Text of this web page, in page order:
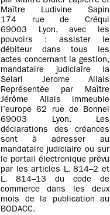
Maître Ludivine Sapin
174 rue de Créqui
69003 Lyon, avec les
pouvoirs : assister le
débiteur dans tous les
actes concernant la gestion,
mandataire judiciaire la
Selarl Jerome Allais
Représentée par Maître
Jérôme Allais immeuble
l’europe 62 rue de Bonnel
69003 Lyon. Les
déclarations des créances
sont à adresser au
mandataire judiciaire ou sur
le portail électronique prévu
par les articles L. 814–2 et
L. 814–13 du code de
commerce dans les deux
mois de la publication au
BODACC.